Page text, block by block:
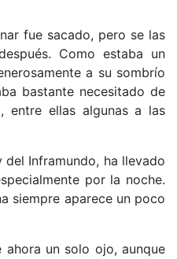
fue sacado, pero se las
Como estaba un
a su sombrío
bastante necesitado de
entre ellas algunas a las
del Inframundo, ha llevado
por la noche.
siempre aparece un poco
un solo ojo, aunque